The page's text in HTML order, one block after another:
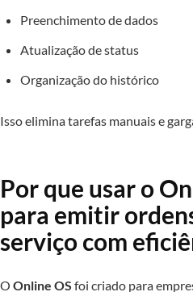
Preenchimento de dados
Atualização de status
Organização do histórico
Isso elimina tarefas manuais e
Por que usar o
para emitir
serviço com
O Online OS foi criado para